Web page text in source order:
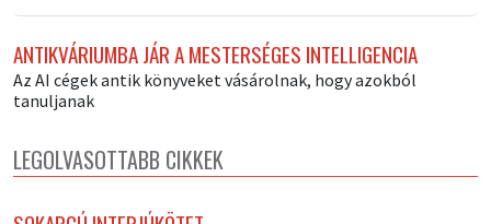
ANTIKVÁRIUMBA JÁR A MESTERSÉGES INTELLIGENCIA
Az AI cégek antik könyveket vásárolnak, hogy azokból
tanuljanak
LEGOLVASOTTABB CIKKEK